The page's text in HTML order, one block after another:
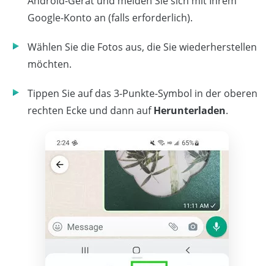
Google-Konto an (falls erforderlich).
Wählen Sie die Fotos aus, die Sie wiederherstellen
möchten.
Tippen Sie auf das 3-Punkte-Symbol in der oberen
rechten Ecke und dann aufHerunterladen.